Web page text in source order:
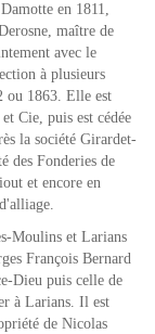
en 1811,
maître de
avec le
à plusieurs
ou 1863. Elle est
Cie, puis est cédée
la société Girardet-
des Fonderies de
et encore en
Moulins et Larians
François Bernard
Dieu puis celle de
à Larians. Il est
de Nicolas